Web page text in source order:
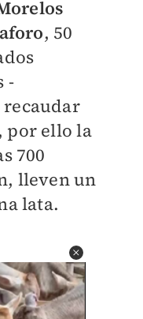
, 50
-
por ello la
700
lleven un
lata.